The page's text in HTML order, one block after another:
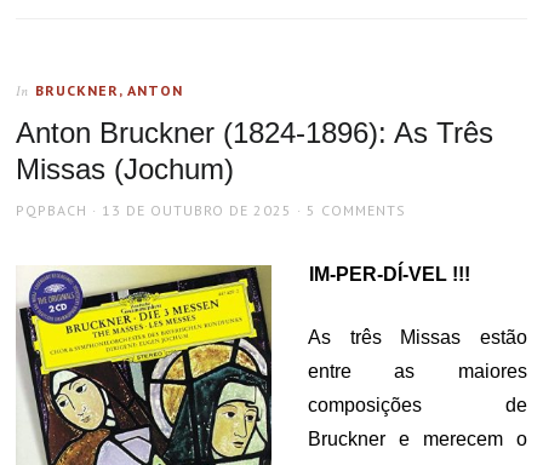
In BRUCKNER, ANTON
Anton Bruckner (1824-1896): As Três
Missas (Jochum)
AUTHOR
PQPBACH
POSTED
13 DE OUTUBRO DE 2025 5 COMMENTS
IM-PER-DÍ-VEL !!!
As três Missas estão
entre as maiores
composições de
Bruckner e merecem o